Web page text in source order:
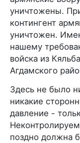
уничтожены.
контингент
уничтожен.
нашему
войска из
Агдамского
Здесь не было
никакие
давление -
поздно должна